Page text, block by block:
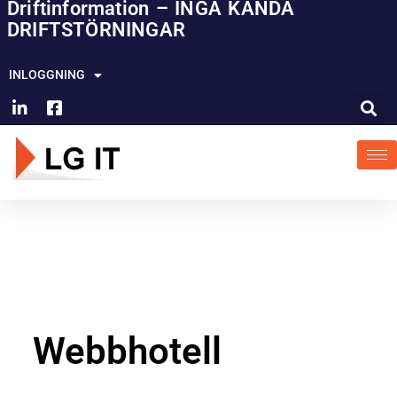
Hoppa
till
INLOGGNING
Driftinformation – INGA KÄNDA
DRIFTSTÖRNINGAR
Webbhotell